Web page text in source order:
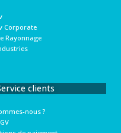
Corporate
Rayonnage
clients
nous ?